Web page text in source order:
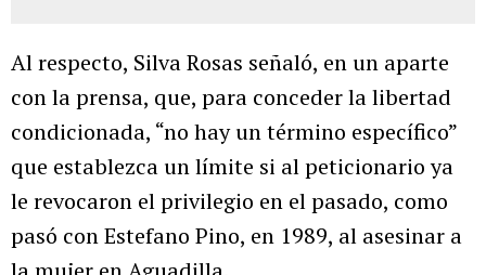
Al respecto, Silva Rosas señaló, en un aparte
con la prensa, que, para conceder la libertad
condicionada, “no hay un término específico”
que establezca un límite si al peticionario ya
le revocaron el privilegio en el pasado, como
pasó con Estefano Pino, en 1989, al asesinar a